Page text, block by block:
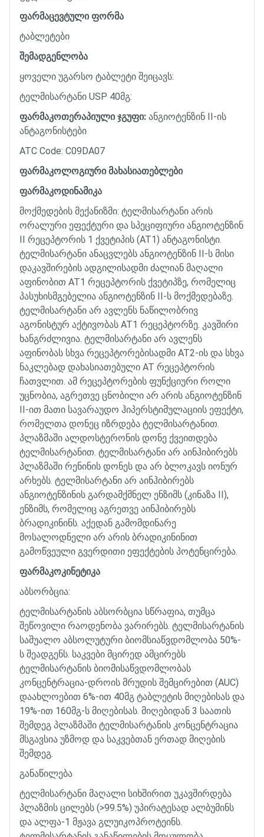
ფარმაცევტული ფორმა
ტაბლეტები
შემადგენლობა
ყოველი უგარსო ტაბლეტი შეიცავს:
ტელმისარტანი USP 40მგ:
ფარმაკოთერაპიული ჯგუფი: ანგიოტენზინ II-ის
ანტაგონისტები
ATC Code: C09DA07
ფარმაკოლოგიური მახასიათებლები
ფარმაკოდინამიკა
მოქმედების მექანიზმი: ტელმისარტანი არის
ორალური ეფექტური და სპეციფიური ანგიოტენზინ
II რეცეპტორის 1 ქვეტიპის (AT1) ანტაგონისტი.
ტელმისარტანი ანაცვლებს ანგიოტენზინ II-ს მისი
დაკავშირების ადგილისადმი ძალიან მაღალი
აფინობით AT1 რეცეპტორის ქვეტიპზე, რომელიც
პასუხისმგებელია ანგიოტენზინ II-ს მოქმედებაზე.
ტელმისარტანი არ ავლენს ნაწილობრივ
აგონისტურ აქტივობას AT1 რეცეპტორზე. კავშირი
ხანგრძლივია. ტელმისარტანი არ ავლენს
აფინობას სხვა რეცეპტორებისადმი AT2-ის და სხვა
ნაკლებად დახასიათებული AT რეცეპტორის
ჩათვლით. ამ რეცეპტორების ფუნქციური როლი
უცნობია, აგრეთვე ცნობილი არ არის ანგიოტენზინ
II-ით მათი სავარაუდო ჰიპერსტიმულაციის ეფექტი,
რომელთა დონეც იზრდება ტელმისარტანით.
პლაზმაში ალდოსტერონის დონე ქვეითდება
ტელმისარტანით. ტელმისარტანი არ აინჰიბირებს
პლაზმაში რენინის დონეს და არ ბლოკავს იონურ
არხებს. ტელმისარტანი არ აინჰიბირებს
ანგიოტენზინის გარდამქმნელ ენზიმს (კინაზა II),
ენზიმს, რომელიც აგრეთვე აინჰიბირებს
ბრადიკინინს. აქედან გამომდინარე
მოსალოდნელი არ არის ბრადიკინინით
გამოწვეული გვერდითი ეფექტების პოტენცირება.
ფარმაკოკინეტიკა
აბსორბცია:
ტელმისარტანის აბსორბცია სწრაფია, თუმცა
შეწოვილი რაოდენობა ვარირებს. ტელმისარტანის
საშუალო აბსოლუტური ბიომსიაწვდომლობა 50%-
ს შეადგენს. საკვები მცირედ ამცირებს
ტელმისარტანის ბიომისაწვდომლობას
კონცენტრაცია-დროის მრუდის შემცირებით (AUC)
დაახლოებით 6%-ით 40მგ ტაბლეტის მიღებისას და
19%-ით 160მგ-ს მიღებისას. მიღებიდან 3 საათის
შემდეგ პლაზმაში ტელმისარტანის კონცენტრაცია
მსგავსია უზმოდ და საკვებთან ერთად მიღების
შემდეგ.
განაწილება
ტელმისარტანი მაღალი სიხშირით უკავშირდება
პლაზმის ცილებს (>99.5%) უპირატესად ალბუმინს
და ალფა-1 მჟავა გლუიკოპროტეინს.